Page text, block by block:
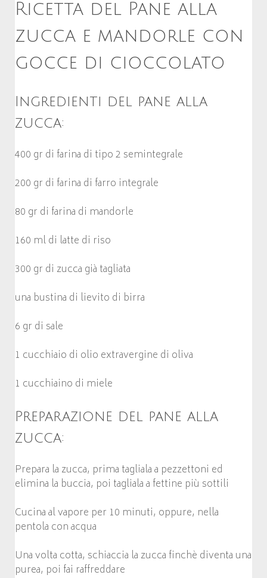
Ricetta del Pane alla
zucca e mandorle con
gocce di cioccolato
Ingredienti del pane alla
zucca:
400 gr di farina di tipo 2 semintegrale
200 gr di farina di farro integrale
80 gr di farina di mandorle
160 ml di latte di riso
300 gr di zucca già tagliata
una bustina di lievito di birra
6 gr di sale
1 cucchiaio di olio extravergine di oliva
1 cucchiaino di miele
Preparazione del pane alla
zucca:
Prepara la zucca, prima tagliala a pezzettoni ed
elimina la buccia, poi tagliala a fettine più sottili
Cucina al vapore per 10 minuti, oppure, nella
pentola con acqua
Una volta cotta, schiaccia la zucca finchè diventa una
purea, poi fai raffreddare